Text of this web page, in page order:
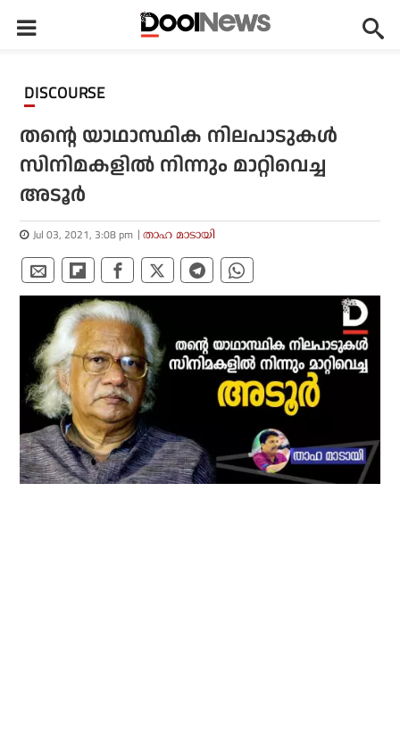
DISCOURSE
തന്റെ യാഥാസ്ഥിക നിലപാടുകള്‍
സിനിമകളില്‍ നിന്നും മാറ്റിവെച്ച
അടൂര്‍
Jul 03, 2021, 3:08 pm താഹ മാടായി